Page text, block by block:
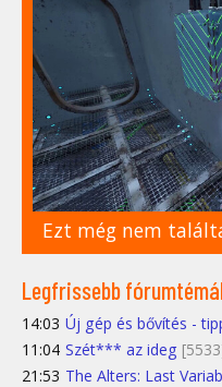
Ezt még nem
Legfrissebb
14:03 Új gép és bővítés -
11:04 Szét*** az ideg
21:53 The Alters: Last